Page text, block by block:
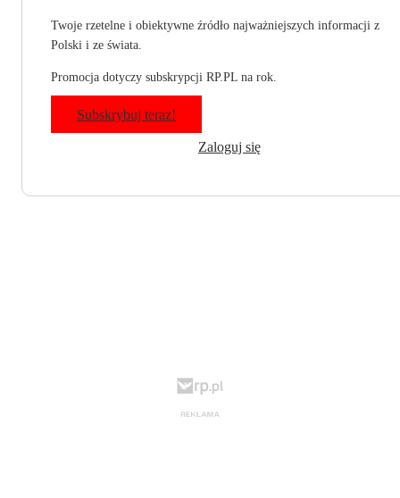
Twoje rzetelne i obiektywne źródło najważniejszych informacji z
Polski i ze świata.
Promocja dotyczy subskrypcji RP.PL na rok.
Subskrybuj teraz!
Zaloguj się